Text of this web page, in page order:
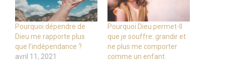
Pourquoi dépendre de
Dieu me rapporte plus
que l’indépendance ?
avril 11, 2021
Pourquoi Dieu permet-Il
que je souffre: grandir et
ne plus me comporter
comme un enfant.